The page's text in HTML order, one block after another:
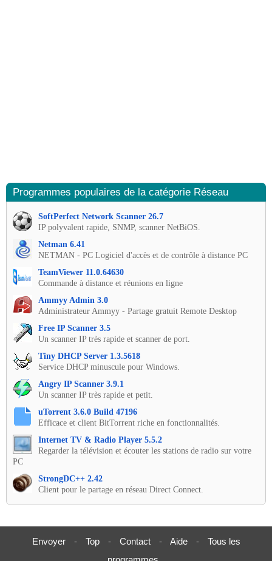
Programmes populaires de la catégorie Réseau
SoftPerfect Network Scanner 26.7
IP polyvalent rapide, SNMP, scanner NetBiOS.
Netman 6.41
NETMAN - PC Logiciel d'accès et de contrôle à distance PC
TeamViewer 11.0.64630
Commande à distance et réunions en ligne
Ammyy Admin 3.0
Administrateur Ammyy - Partage gratuit Remote Desktop
Free IP Scanner 3.5
Un scanner IP très rapide et scanner de port.
Tiny DHCP Server 1.3.5618
Service DHCP minuscule pour Windows.
Angry IP Scanner 3.9.1
Un scanner IP très rapide et petit.
uTorrent 3.6.0 Build 47196
Efficace et client BitTorrent riche en fonctionnalités.
Internet TV & Radio Player 5.5.2
Regarder la télévision et écouter les stations de radio sur votre
PC
StrongDC++ 2.42
Client pour le partage en réseau Direct Connect.
Envoyer - Top - Contact - Aide -
Tous les